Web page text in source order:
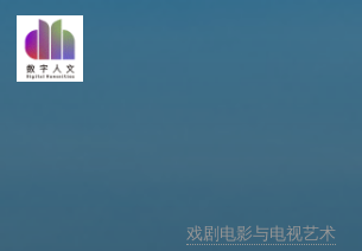
戏剧电影与电视艺术